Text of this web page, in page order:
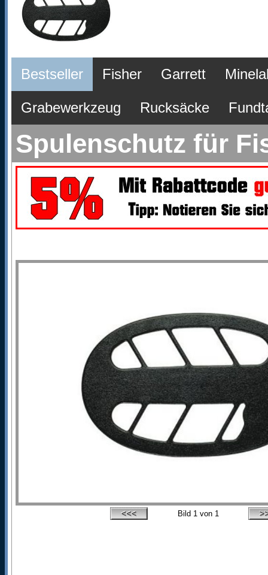
Bestseller Fisher Garrett
Grabewerkzeug Rucksäcke
Spulenschutz für
Bild 1von 1